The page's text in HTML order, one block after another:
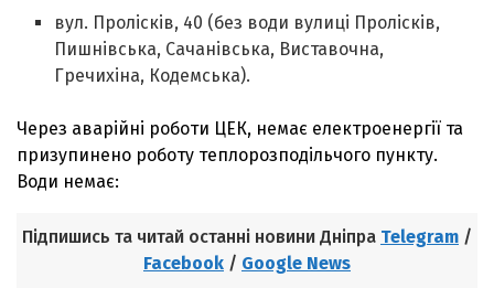
вул. Пролісків, 40 (без води вулиці Пролісків,
Пишнівська, Сачанівська, Виставочна,
Гречихіна, Кодемська).
Через аварійні роботи ЦЕК, немає електроенергії та
призупинено роботу теплорозподільчого пункту.
Води немає:
Підпишись та читай останні новини Дніпра Telegram /
Facebook / Google News